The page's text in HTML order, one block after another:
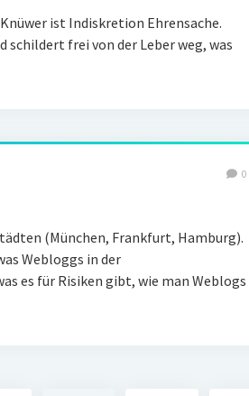
ist Indiskretion Ehrensache.
schildert frei von der Leber weg, was
0
(München, Frankfurt, Hamburg).
Webloggs in der
es für Risiken gibt, wie man Weblogs